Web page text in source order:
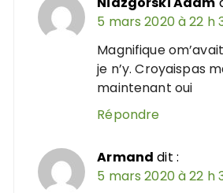
5 mars 2020 à 22 h
Magnifique
je n’y. Croyaispas
maintenant oui
Répondre
Armand dit :
5 mars 2020 à 22 h